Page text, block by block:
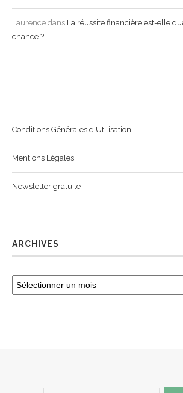
Laurence dans La réussite financière est-elle
chance ?
Conditions Générales d’Utilisation
Mentions Légales
Newsletter gratuite
ARCHIVES